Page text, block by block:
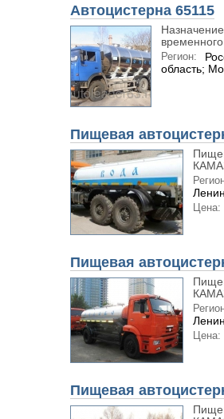
Автоцистерна 65115
Регион:
область;
Пищевая
Цена:
Пищевая
Цена:
Пищевая